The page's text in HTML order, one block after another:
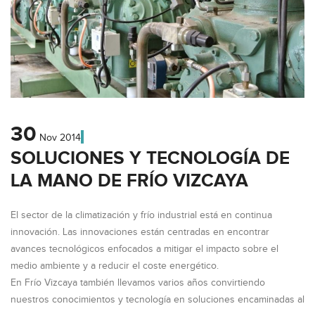
30 Nov 2014
SOLUCIONES Y TECNOLOGÍA DE
LA MANO DE FRÍO VIZCAYA
El sector de la climatización y frío industrial está en continua
innovación. Las innovaciones están centradas en encontrar
avances tecnológicos enfocados a mitigar el impacto sobre el
medio ambiente y a reducir el coste energético.
En Frío Vizcaya también llevamos varios años convirtiendo
nuestros conocimientos y tecnología en soluciones encaminadas al